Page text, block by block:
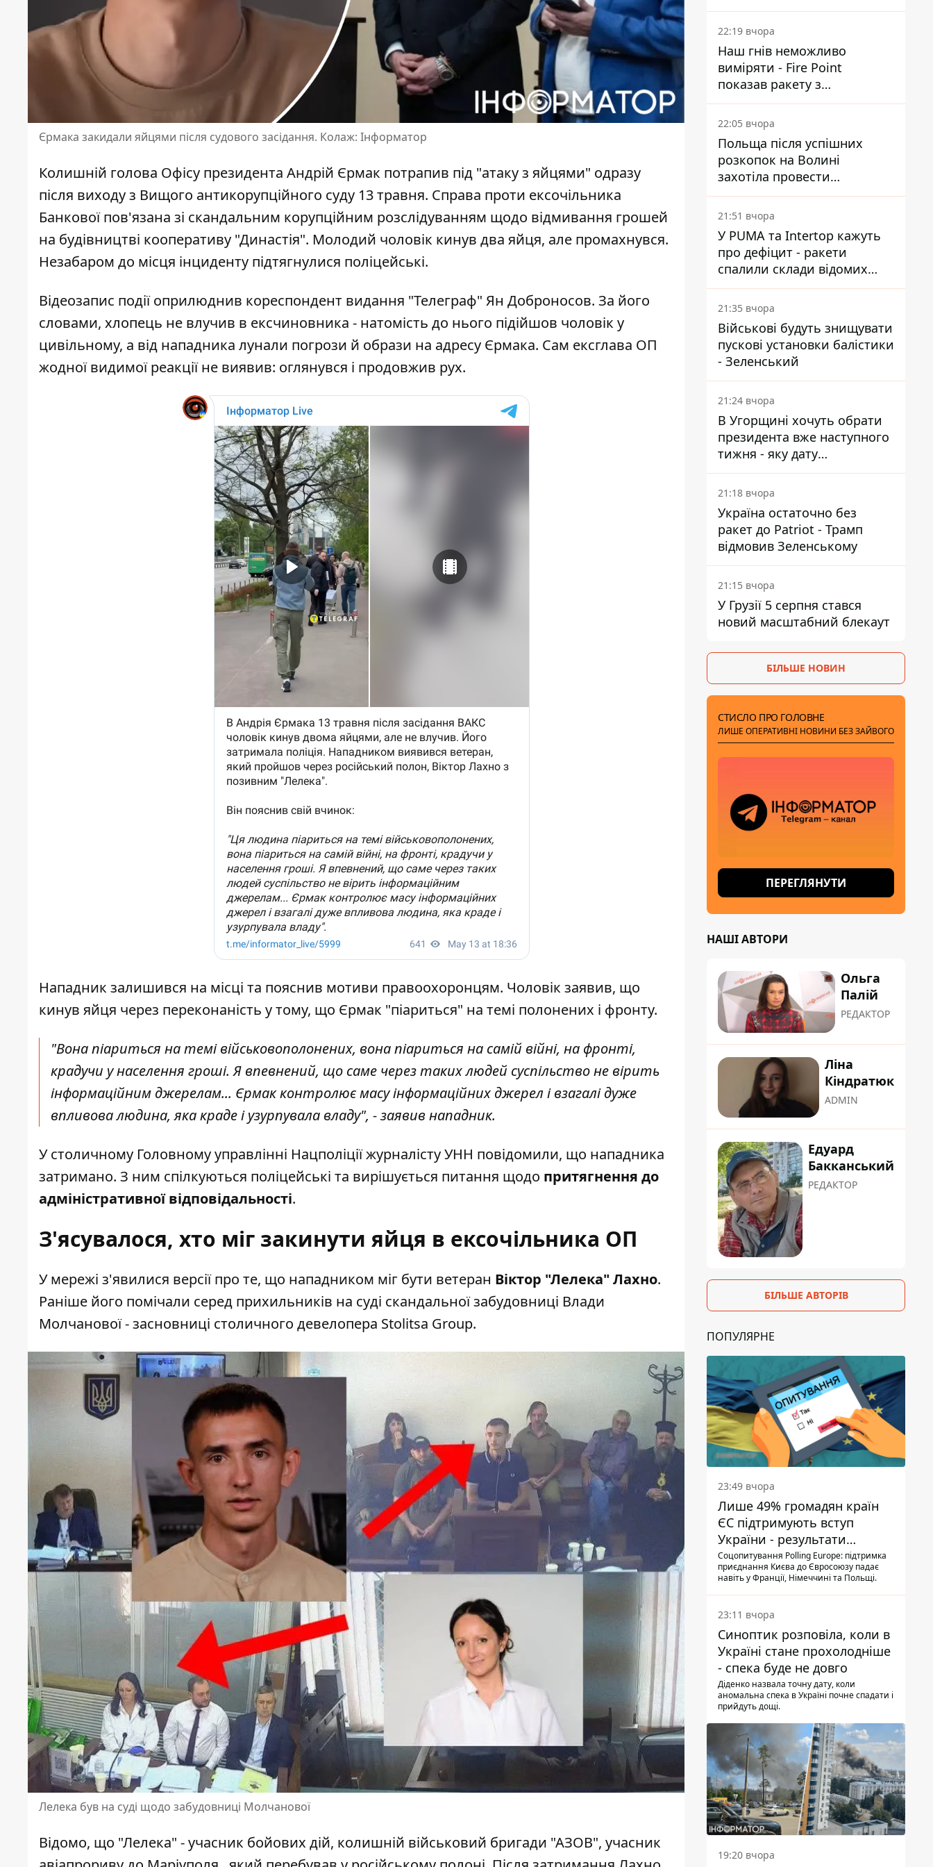
Єрмака закидали яйцями після судового засідання. Колаж: Інформатор
Колишній голова Офісу президента Андрій Єрмак потрапив під "атаку з яйцями" одразу
після виходу з Вищого антикорупційного суду 13 травня. Справа проти ексочільника
Банковоїпов'язана зі скандальним корупційним розслідуванням щодо відмивання грошей
на будівництві кооперативу "Династія". Молодий чоловік кинув два яйця, але промахнувся.
Незабаром до місця інциденту підтягнулися поліцейські.
Відеозапис події оприлюднив кореспондент видання "Телеграф" Ян Доброносов. За його
словами, хлопець не влучив в ексчиновника - натомість до нього підійшов чоловік у
цивільному, а від нападника лунали погрози й образи на адресу Єрмака. Сам ексглава ОП
жодної видимої реакції не виявив: оглянувся і продовжив рух.
Нападник залишився на місці та пояснив мотиви правоохоронцям. Чоловік заявив, що
кинув яйця через переконаність у тому, що Єрмак "піариться" на темі полонених і фронту.
"Вона піариться на темі військовополонених, вона піариться на самій війні, на фронті,
крадучи у населення гроші. Я впевнений, що саме через таких людей суспільство не вірить
інформаційним джерелам... Єрмак контролює масу інформаційних джерел і взагалі дуже
впливова людина, яка краде і узурпувала владу", - заявив нападник.
У столичному Головному управлінні Нацполіції журналісту УНН повідомили, що нападника
затримано. З ним спілкуються поліцейські та вирішується питання щодо притягнення до
адміністративної відповідальності.
З'ясувалося, хто міг закинути яйця в ексочільника ОП
У мережі з'явилися версії про те, що нападником міг бути ветеран Віктор "Лелека" Лахно.
Раніше його помічали серед прихильників на суді скандальної забудовниці Влади
Молчанової - засновниці столичного девелопера Stolitsa Group.
Лелека був на суді щодо забудовниці Молчанової
Відомо, що "Лелека" - учасник бойових дій, колишній військовий бригади "АЗОВ", учасник
Reuters розкрили деталі
22:19 вчора
Наш гнів неможливо
виміряти - Fire Point
показав ракету з
загадковою позначкою 723
22:05 вчора
Польща після успішних
розкопок на Волині
захотіла провести
ексгумацію у нових місцях
21:51 вчора
У PUMA та Intertop кажуть
про дефіцит - ракети
спалили склади відомих
брендів
21:35 вчора
Військові будуть знищувати
пускові установки балістики
- Зеленський
21:24 вчора
В Угорщині хочуть обрати
президента вже наступного
тижня - яку дату
пропонують
21:18 вчора
Україна остаточно без
ракет до Patriot - Трамп
відмовив Зеленському
21:15 вчора
У Грузії 5 серпня стався
новий масштабний блекаут
БІЛЬШЕ НОВИН
СТИСЛО ПРО ГОЛОВНЕ
ЛИШЕ ОПЕРАТИВНІ НОВИНИ БЕЗ ЗАЙВОГО
ПЕРЕГЛЯНУТИ
НАШІ АВТОРИ
Ольга
Палій
РЕДАКТОР
Ліна
Кіндратюк
ADMIN
Едуард
Бакканський
РЕДАКТОР
БІЛЬШЕ АВТОРІВ
ПОПУЛЯРНЕ
23:49 вчора
Лише 49% громадян країн
ЄС підтримують вступ
України - результати
опитування
Соцопитування Polling Europe: підтримка
приєднання Києва до Євросоюзу падає
навіть у Франції, Німеччині та Польщі.
23:11 вчора
Синоптик розповіла, коли в
Україні стане прохолодніше
- спека буде не довго
Діденко назвала точну дату, коли
аномальна спека в Україні почне спадати і
прийдуть дощі.
19:20 вчора